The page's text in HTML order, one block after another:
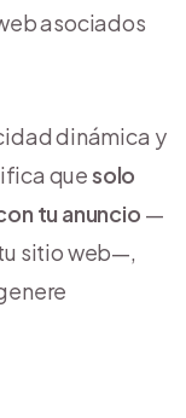
asociados
dinámica y
quesolo
tu anuncio —
sitio web—,